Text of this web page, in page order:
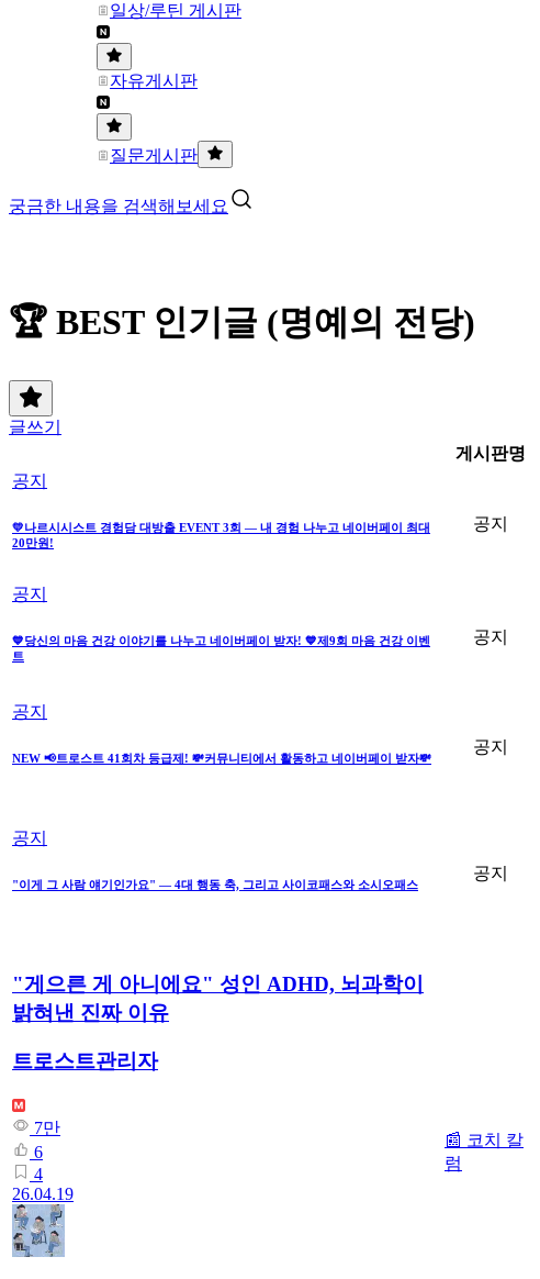
일상/루틴 게시판
자유게시판
질문게시판
궁금한 내용을 검색해보세요
🏆 BEST 인기글 (명예의 전당)
글쓰기
게시판명
공지
💛나르시시스트 경험담 대방출 EVENT 3회 — 내 경험 나누고 네이버페이 최대
20만원!
공지
공지
💙당신의 마음 건강 이야기를 나누고 네이버페이 받자! 💙제9회 마음 건강 이벤
트
공지
공지
NEW 📢트로스트 41회차 등급제! 💸커뮤니티에서 활동하고 네이버페이 받자💸
공지
공지
"이게 그 사람 얘기인가요" — 4대 행동 축, 그리고 사이코패스와 소시오패스
공지
"게으른 게 아니에요" 성인 ADHD, 뇌과학이
밝혀낸 진짜 이유
트로스트관리자
7만
6
4
26.04.19
📰 코치 칼
럼